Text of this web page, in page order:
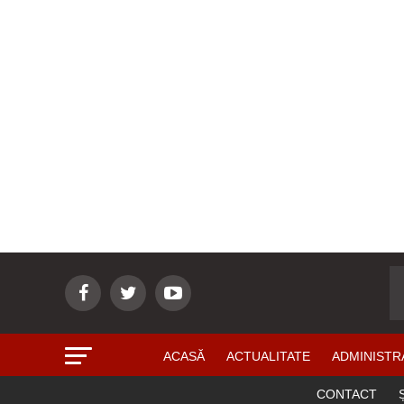
ACASĂ ACTUALITATE
CONTACT